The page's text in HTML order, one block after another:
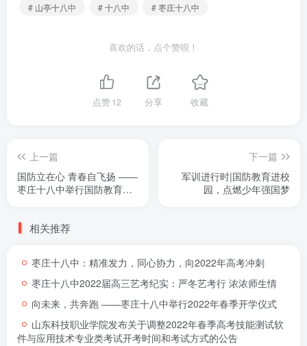
# 山亭十八中
# 十八中 # 枣庄十八中
喜欢的话，点个赞呗！
点赞12 分享 收藏
上一篇
国防立在心 青春自飞扬 ――
枣庄十八中举行国防教育系
下一篇
军训进行时|国防教育进校
园，点燃少年强国梦
相关推荐
枣庄十八中：精准发力，同心协力，向2022年高考冲刺
枣庄十八中2022届高三艺考纪实：严冬艺考行 浓浓师生情
向未来，共奔跑 ――枣庄十八中举行2022年春季开学仪式
山东科技职业学院发布关于调整2022年春季高考技能测试软
件与应用技术专业类考试开考时间和考试方式的公告